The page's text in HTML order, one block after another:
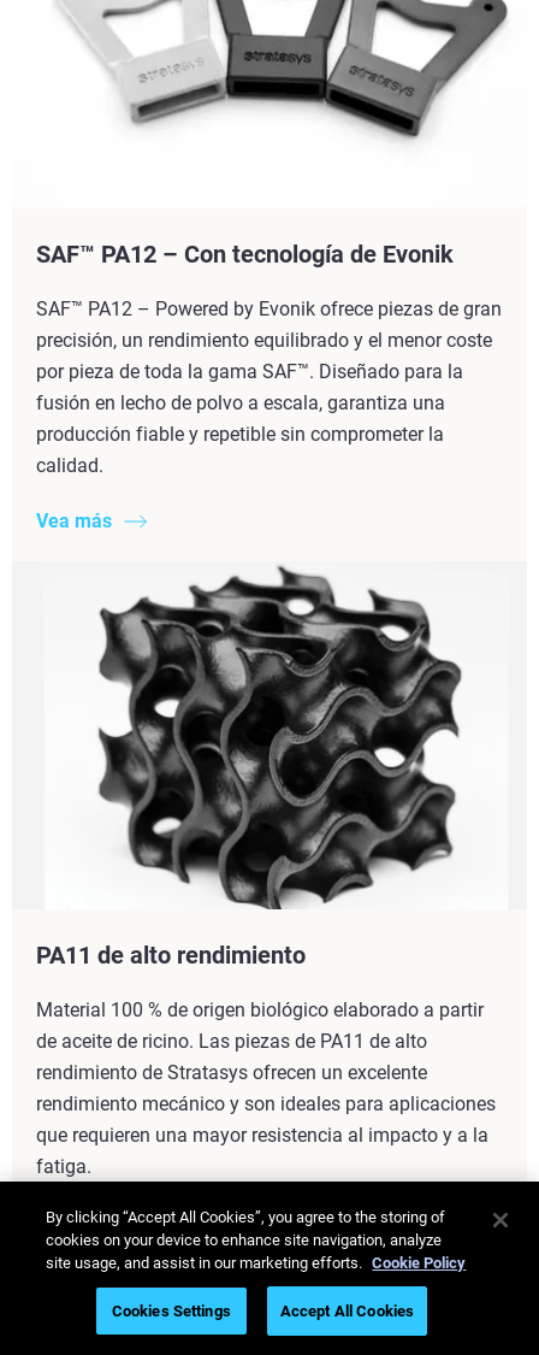
SAF™ PA12 – Con tecnología de Evonik
SAF™ PA12 – Powered by Evonik ofrece piezas de gran
precisión, un rendimiento equilibrado y el menor coste
por pieza de toda la gama SAF™. Diseñado para la
fusión en lecho de polvo a escala, garantiza una
producción fiable y repetible sin comprometer la
calidad.
Vea más
PA11 de alto rendimiento
Material 100 % de origen biológico elaborado a partir
de aceite de ricino. Las piezas de PA11 de alto
rendimiento de Stratasys ofrecen un excelente
rendimiento mecánico y son ideales para aplicaciones
que requieren una mayor resistencia al impacto y a la
fatiga.
Vea más
By clicking “Accept All Cookies”, you agree to the storing of
cookies on your device to enhance site navigation, analyze
site usage, and assist in our marketing efforts. Cookie Policy
Cookies Settings Accept All Cookies